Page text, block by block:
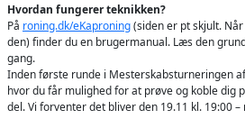
Hvordan fungerer teknikken?
På roning.dk/eKaproning(siden er pt skjult.
den) finder du en brugermanual. Læs den
gang.
Inden første runde i Mesterskabsturneringen
hvor du får mulighed for at prøve og koble dig
del. Vi forventer det bliver den 19.11 kl. 19:00